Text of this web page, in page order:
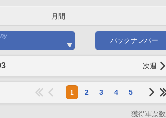
月間
バックナンバー
次週
1 2 3 4 5
獲得軍票数